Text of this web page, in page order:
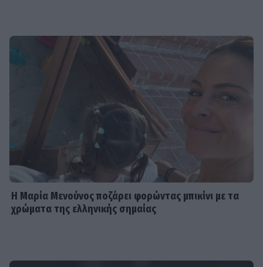
Η Μαρία Μενούνος ποζάρει φορώντας μπικίνι με τα
χρώματα της ελληνικής σημαίας